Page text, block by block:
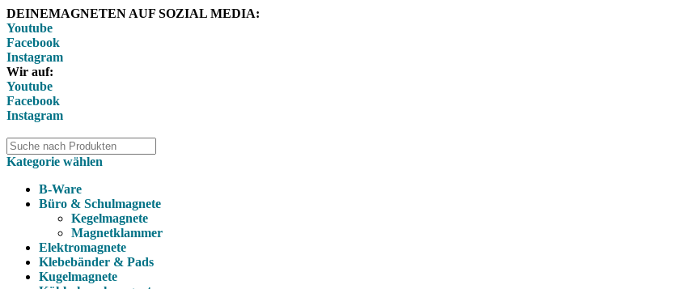
DEINEMAGNETEN AUF SOZIAL MEDIA:
Youtube
Facebook
Instagram
Wir auf:
Youtube
Facebook
Instagram
Kategorie wählen
B-Ware
Büro & Schulmagnete
Kegelmagnete
Magnetklammer
Elektromagnete
Klebebänder & Pads
Kugelmagnete